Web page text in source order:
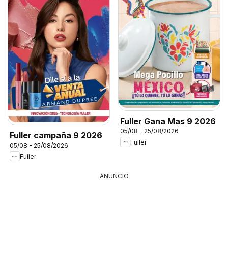
Fuller campaña 9 2026
05/08 - 25/08/2026
Fuller
Fuller Gana Mas 9 2026
05/08 - 25/08/2026
Fuller
ANUNCIO